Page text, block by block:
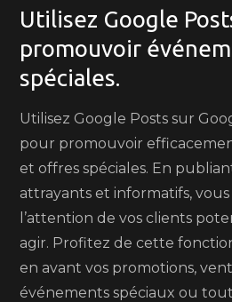
Utilisez Google
promouvoir
spéciales.
Utilisez Google Posts sur
pour promouvoir
et offres spéciales. En
attrayants et informatifs,
l’attention de vos clients
agir. Profitez de cette
en avant vos promotions,
événements spéciaux ou